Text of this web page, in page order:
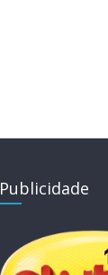
Publicidade